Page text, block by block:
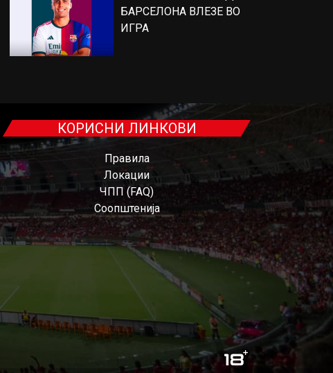
БАРСЕЛОНА ВЛЕЗЕ ВО
ИГРА
КОРИСНИ ЛИНКОВИ
Правила
Локации
ЧПП (FAQ)
Соопштенија